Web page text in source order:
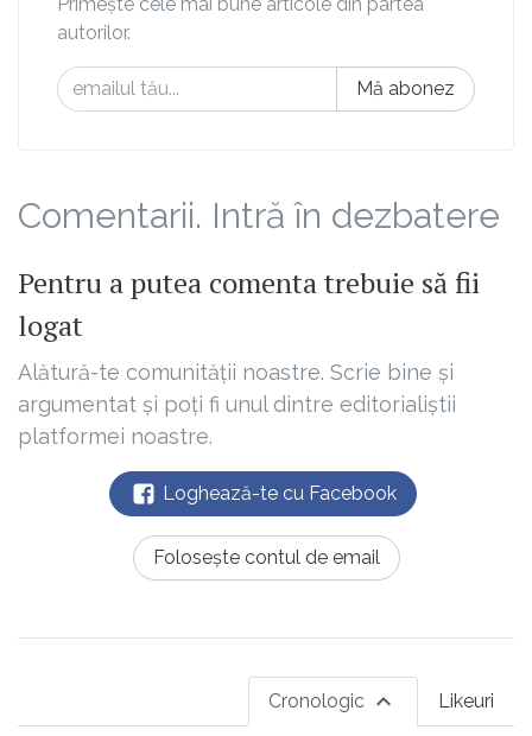
autorilor.
Mă abonez
Comentarii. Intră în dezbatere
Pentru a putea comenta trebuie să fii
logat
Alătură-te comunității noastre. Scrie bine și
argumentat și poți fi unul dintre editorialiștii
platformei noastre.
Loghează-te cu Facebook
Folosește contul de email
Likeuri
Cronologic